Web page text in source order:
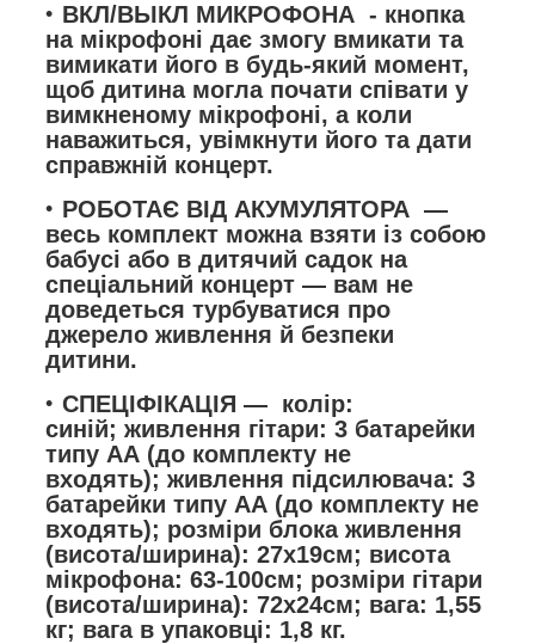
ВКЛ/ВЫКЛ МИКРОФОНА - кнопка
на мікрофоні дає змогу вмикати та
вимикати його в будь-який момент,
щоб дитина могла почати співати у
вимкненому мікрофоні, а коли
наважиться, увімкнути його та дати
справжній концерт.
РОБОТАЄ ВІД АКУМУЛЯТОРА —
весь комплект можна взяти із собою
бабусі або в дитячий садок на
спеціальний концерт — вам не
доведеться турбуватися про
джерело живлення й безпеки
дитини.
СПЕЦІФІКАЦІЯ — колір:
синій; живлення гітари: 3 батарейки
типу АА (до комплекту не
входять); живлення підсилювача: 3
батарейки типу АА (до комплекту не
входять); розміри блока живлення
(висота/ширина): 27х19см; висота
мікрофона: 63-100см; розміри гітари
(висота/ширина): 72х24см; вага: 1,55
кг; вага в упаковці: 1,8 кг.